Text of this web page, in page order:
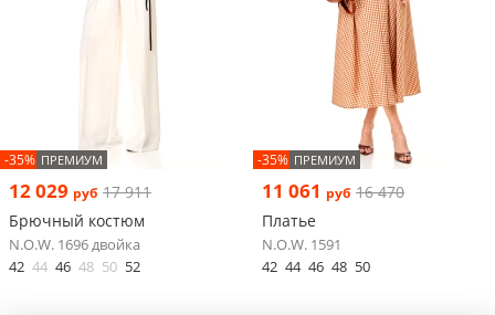
-35% ПРЕМИУМ
12 029 руб 17 911
Брючный костюм
N.O.W. 1696 двойка
42 44 46 48 50 52
-35% ПРЕМИУМ
11 061 руб 16 470
Платье
N.O.W. 1591
42 44 46 48 50